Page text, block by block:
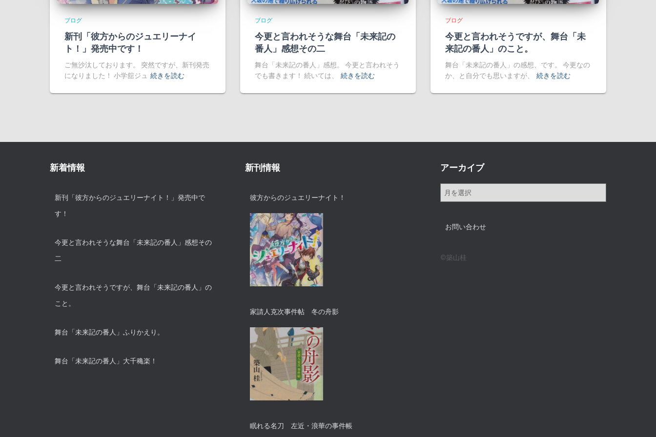
ブログ
新刊「彼方からのジュエリーナイ
ト！」発売中です！
ご無沙汰しております。 突然ですが、新刊発売
になりました！ 小学舘ジュ 続きを読む
ブログ
今更と言われそうな舞台「未来記の
番人」感想その二
舞台「未来記の番人」感想。 今更と言われそう
でも書きます！ 続いては、
続きを読む
ブログ
今更と言われそうですが、舞台「未
来記の番人」のこと。
舞台「未来記の番人」の感想、です。 今更なの
か、と自分でも思いますが、
続きを読む
新着情報
新刊「彼方からのジュエリーナイト！」発売中で
す！
今更と言われそうな舞台「未来記の番人」感想その
二
今更と言われそうですが、舞台「未来記の番人」の
こと。
舞台「未来記の番人」ふりかえり。
舞台「未来記の番人」大千穐楽！
新刊情報
彼方からのジュエリーナイト！
家請人克次事件帖 冬の舟影
眠れる名刀 左近・浪華の事件帳
アーカイブ
ア
ブ
お問い合わせ
©築山桂